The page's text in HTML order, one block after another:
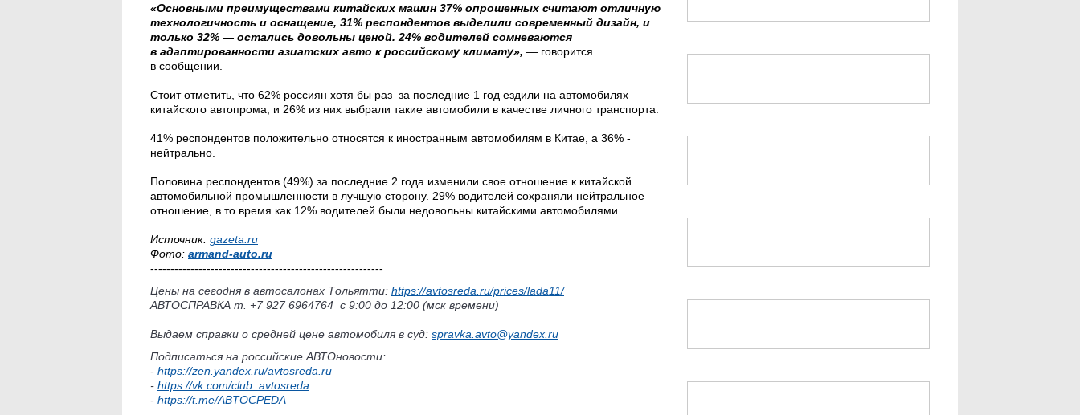
«Основными преимуществами китайских машин 37% опрошенных считают отличную
технологичность и оснащение, 31% респондентов выделили современный дизайн, и
только 32% — остались довольны ценой. 24% водителей сомневаются
в адаптированности азиатских авто к российскому климату», — говорится
в сообщении.
Стоит отметить, что 62% россиян хотя бы раз за последние 1 год ездили на автомобилях
китайского автопрома, и 26% из них выбрали такие автомобили в качестве личного транспорта.
41% респондентов положительно относятся к иностранным автомобилям в Китае, а 36% -
нейтрально.
Половина респондентов (49%) за последние 2 года изменили свое отношение к китайской
автомобильной промышленности в лучшую сторону. 29% водителей сохраняли нейтральное
отношение, в то время как 12% водителей были недовольны китайскими автомобилями.
Источник: gazeta.ru
Фото: armand-auto.ru
----------------------------------------------------------
Цены на сегодня в автосалонах Тольятти: https://avtosreda.ru/prices/lada11/
АВТОСПРАВКА т. +7 927 6964764 с 9:00 до 12:00 (мск времени)
Выдаем справки о средней цене автомобиля в суд: spravka.avto@yandex.ru
Подписаться на российские АВТОновости:
- https://zen.yandex.ru/avtosreda.ru
- https://vk.com/club_avtosreda
- https://t.me/ABTOCPEDA